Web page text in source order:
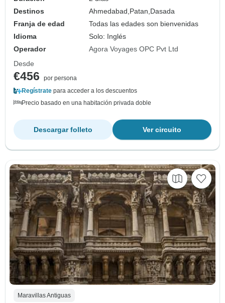
Destinos
Ahmedabad,Patan,Dasada
Franja de edad
Todas las edades son bienvenidas
Idioma
Solo: Inglés
Operador
Agora Voyages OPC Pvt Ltd
Desde
€456
por persona
Regístrate para acceder a los descuentos
Precio basado en una habitación privada doble
Ver circuito
Descargar folleto
Maravillas Antiguas